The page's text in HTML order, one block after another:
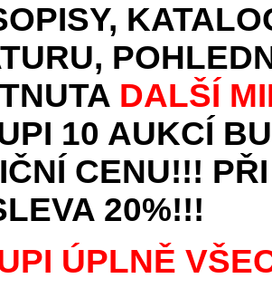
DALŠÍ
10 AUKCÍ
CENU!!!
20%!!!
ÚPLNĚ